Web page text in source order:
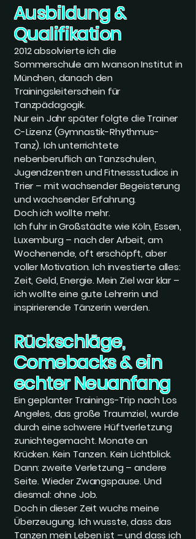
Ausbildung &
Qualifikation
2012 absolvierte ich die
Sommerschule am Iwanson Institut in
München, danach den
Trainingsleiterschein für
Tanzpädagogik.
Nur ein Jahr später folgte die Trainer
C-Lizenz (Gymnastik-Rhythmus-
Tanz). Ich unterrichtete
nebenberuflich an Tanzschulen,
Jugendzentren und Fitnessstudios in
Trier – mit wachsender Begeisterung
und wachsender Erfahrung.
Doch ich wollte mehr.
Ich fuhr in Großstädte wie Köln, Essen,
Luxemburg – nach der Arbeit, am
Wochenende, oft erschöpft, aber
voller Motivation. Ich investierte alles:
Zeit, Geld, Energie. Mein Ziel war klar –
ich wollte eine gute Lehrerin und
inspirierende Tänzerin werden.
Rückschläge,
Comebacks & ein
echter Neuanfang
Ein geplanter Trainings-Trip nach Los
Angeles, das große Traumziel, wurde
durch eine schwere Hüftverletzung
zunichtegemacht. Monate an
Krücken. Kein Tanzen. Kein Lichtblick.
Dann: zweite Verletzung – andere
Seite. Wieder Zwangspause. Und
diesmal: ohne Job.
Doch in dieser Zeit wuchs meine
Überzeugung. Ich wusste, dass das
Tanzen mein Leben ist – und dass ich